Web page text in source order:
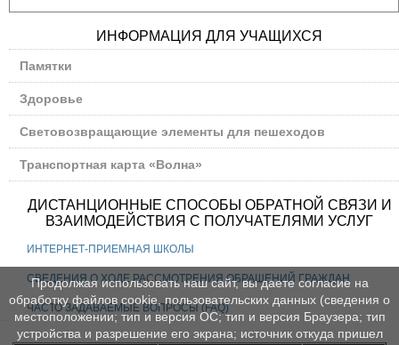
ИНФОРМАЦИЯ ДЛЯ УЧАЩИХСЯ
Памятки
Здоровье
Световозвращающие элементы для пешеходов
Транспортная карта «Волна»
ДИСТАНЦИОННЫЕ СПОСОБЫ ОБРАТНОЙ СВЯЗИ И
ВЗАИМОДЕЙСТВИЯ С ПОЛУЧАТЕЛЯМИ УСЛУГ
ИНТЕРНЕТ-ПРИЕМНАЯ ШКОЛЫ
СВЕДЕНИЯ О ХОДЕ РАССМОТРЕНИЯ ОБРАЩЕНИЙ ГРАЖДАН
ЧАСТО ЗАДАВАЕМЫЕ ВОПРОСЫ (FAQ)
Продолжая использовать наш сайт, вы даете согласие на
обработку файлов cookie, пользовательских данных (сведения о
местоположении; тип и версия ОС; тип и версия Браузера; тип
устройства и разрешение его экрана; источник откуда пришел